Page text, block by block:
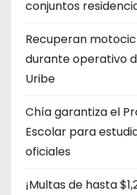
conjuntos
Recuperan
durante operativo
Uribe
Chía garantiza el
Escolar para
oficiales
¡Multas de hasta